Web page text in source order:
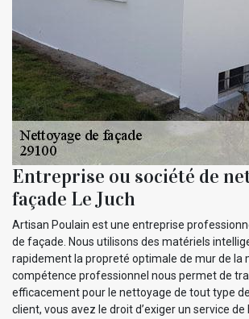
Entreprise ou société de
façade Le Juch
Artisan Poulain est une entreprise
de façade. Nous utilisons des matériels
rapidement la propreté optimale de mur de la
compétence professionnel nous permet de
efficacement pour le nettoyage de tout type
client, vous avez le droit d’exiger un service